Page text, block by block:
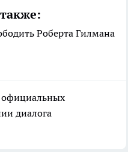
Роберта Гилмана
диалога